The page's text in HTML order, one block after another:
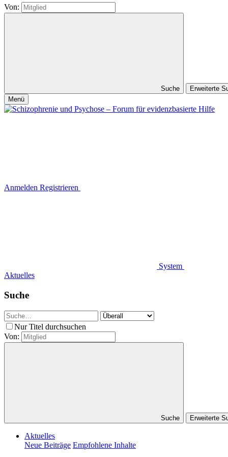
Von:
Suche
Erweiterte
Menü
Anmelden Registrieren
System
Aktuelles
Suche
Nur Titel durchsuchen
Von:
Suche Erweiterte
Aktuelles
Neue Beiträge Empfohlene Inhalte